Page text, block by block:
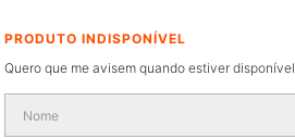
Quero que me avisem quando estiver disponível